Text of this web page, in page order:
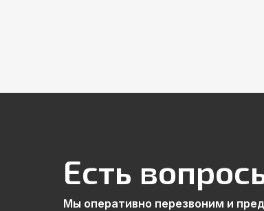
Есть
Мы оперативно перезвоним и